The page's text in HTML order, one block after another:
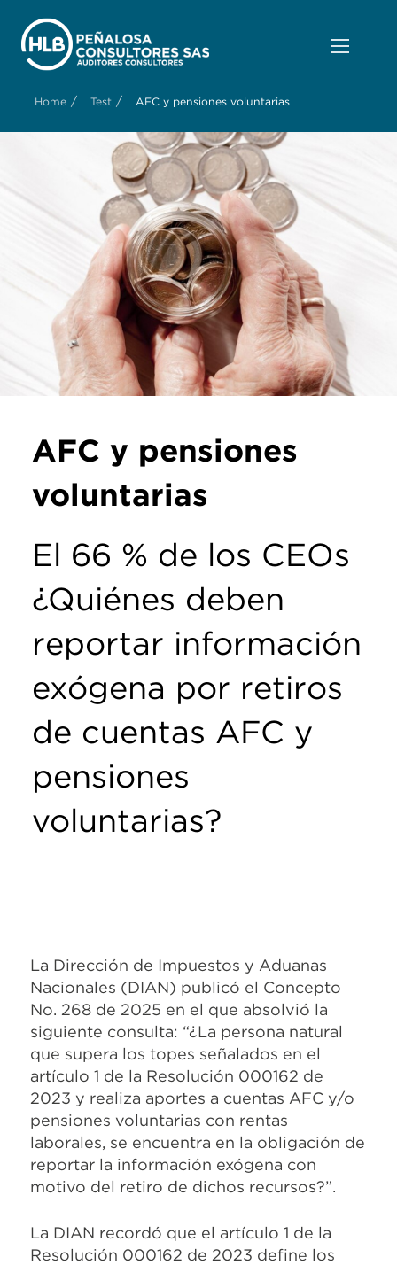
Home / Test / AFC y pensiones voluntarias
AFC y pensiones
voluntarias
El 66 % de los CEOs
¿Quiénes deben
reportar información
exógena por retiros
de cuentas AFC y
pensiones
voluntarias?
La Dirección de Impuestos y Aduanas
Nacionales (DIAN) publicó el Concepto
No. 268 de 2025 en el que absolvió la
siguiente consulta: “¿La persona natural
que supera los topes señalados en el
artículo 1 de la Resolución 000162 de
2023 y realiza aportes a cuentas AFC y/o
pensiones voluntarias con rentas
laborales, se encuentra en la obligación de
reportar la información exógena con
motivo del retiro de dichos recursos?”.
La DIAN recordó que el artículo 1 de la
Resolución 000162 de 2023 define los